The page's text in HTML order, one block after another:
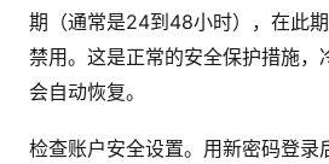
期（通常是24到48小时），在此
禁用。这是正常的安全保护措施，
会自动恢复。
检查账户安全设置。用新密码登录